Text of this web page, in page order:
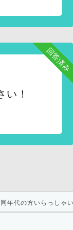
回答済み
！
年代の方いらっしゃ